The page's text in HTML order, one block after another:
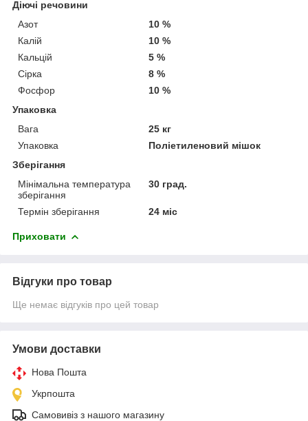
Діючі речовини
Азот
10 %
Калій
10 %
Кальцій
5 %
Сірка
8 %
Фосфор
10 %
Упаковка
Вага
25 кг
Упаковка
Поліетиленовий мішок
Зберігання
Мінімальна температура
зберігання
30 град.
Термін зберігання 24 міс
Приховати
Відгуки про товар
Ще немає відгуків про цей товар
Умови доставки
Нова Пошта
Укрпошта
Самовивіз з нашого магазину